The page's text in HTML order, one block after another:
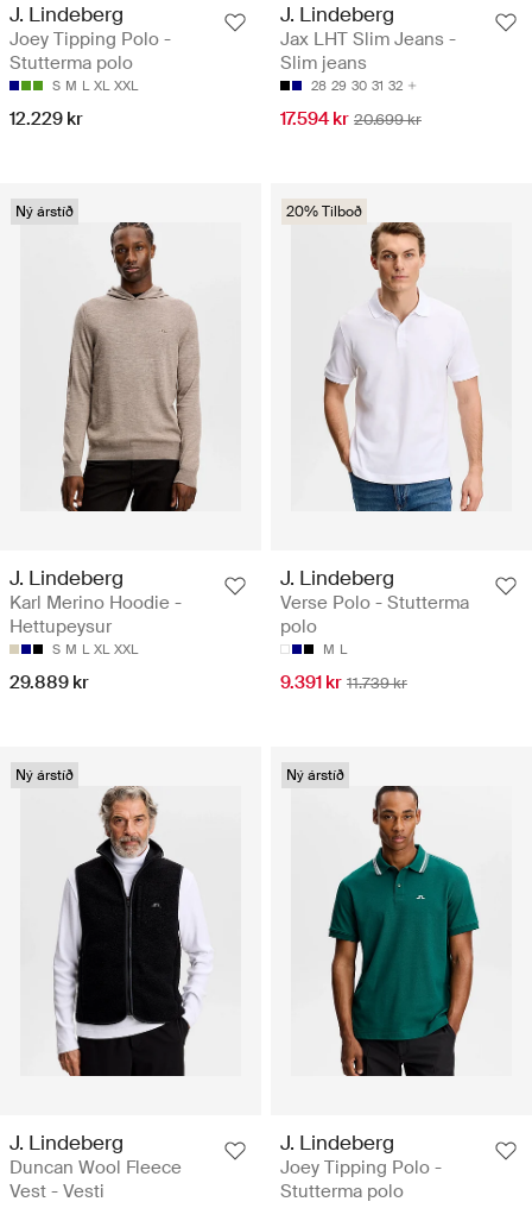
J. Lindeberg
Joey Tipping Polo -
Stutterma polo
S M L XL XXL
12.229 kr
J. Lindeberg
Jax LHT Slim Jeans -
Slim jeans
28 29 30 31 32
17.594 kr 20.699 kr
Ný árstíð
J. Lindeberg
Karl Merino Hoodie -
Hettupeysur
S M L XL XXL
29.889 kr
20% Tilboð
J. Lindeberg
Verse Polo - Stutterma
polo
M L
9.391 kr 11.739 kr
Ný árstíð
J. Lindeberg
Duncan Wool Fleece
Vest - Vesti
Ný árstíð
J. Lindeberg
Joey Tipping Polo -
Stutterma polo